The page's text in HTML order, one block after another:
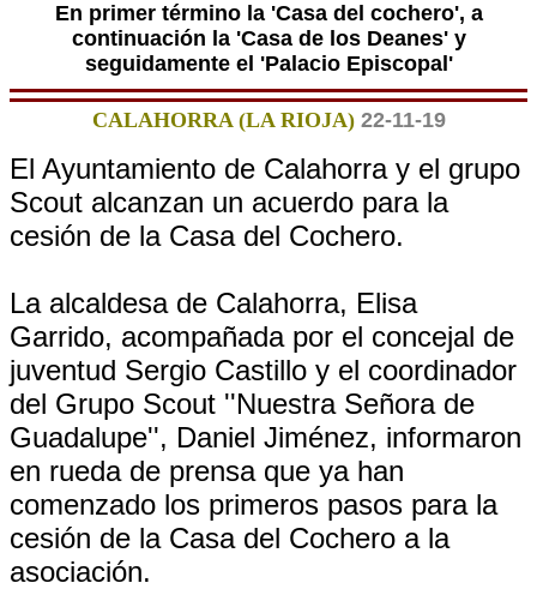
En primer término la 'Casa del cochero', a
continuación la 'Casa de los Deanes' y
seguidamente el 'Palacio Episcopal'
CALAHORRA (LA RIOJA) 22-11-19
El Ayuntamiento de Calahorra y el grupo
Scout alcanzan un acuerdo para la
cesión de la Casa del Cochero.
La alcaldesa de Calahorra, Elisa
Garrido, acompañada por el concejal de
juventud Sergio Castillo y el coordinador
del Grupo Scout ''Nuestra Señora de
Guadalupe'', Daniel Jiménez, informaron
en rueda de prensa que ya han
comenzado los primeros pasos para la
cesión de la Casa del Cochero a la
asociación.